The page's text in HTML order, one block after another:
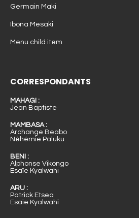
Germain Maki
Ibona Mesaki
Menu child item
CORRESPONDANTS
MAHAGI :
Jean Baptiste
MAMBASA :
Archange Beabo
Néhémie Paluku
BENI :
Alphonse Vikongo
Esaïe Kyalwahi
ARU :
Patrick Etsea
Esaïe Kyalwahi